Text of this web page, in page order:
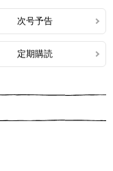
次号予告
定期購読